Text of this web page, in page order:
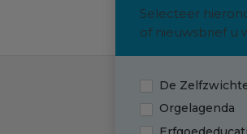
Contact
Selecteer
of nieuwsbrief u
De
Orgelagenda